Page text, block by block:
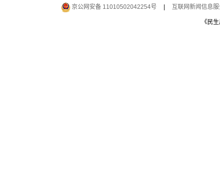
京公网安备 11010502042254号
互联网新闻信息
《民